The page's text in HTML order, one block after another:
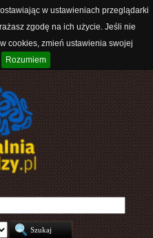
w ustawieniach przeglądarki
zgodę na ich użycie. Jeśli nie
cookies, zmień ustawienia swojej
Rozumiem